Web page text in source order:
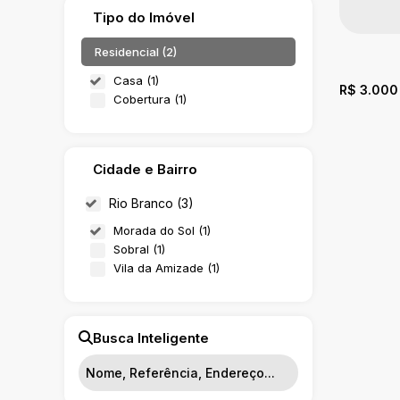
Tipo do Imóvel
Residencial (2)
Casa (1)
Cobertura (1)
Cidade e Bairro
Rio Branco (3)
Morada do Sol (1)
Sobral (1)
Vila da Amizade (1)
Busca Inteligente
R$ 3.000